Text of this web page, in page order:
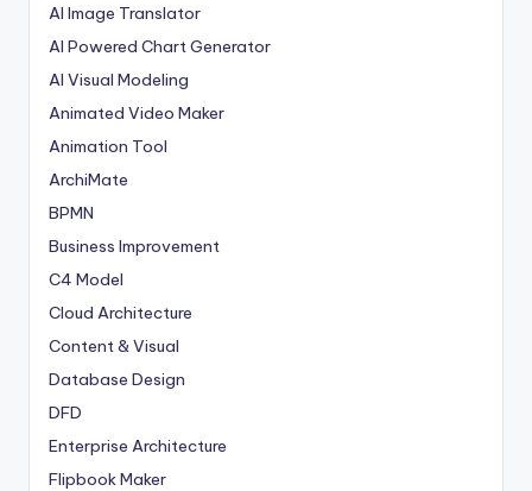
AI Image Translator
AI Powered Chart Generator
AI Visual Modeling
Animated Video Maker
Animation Tool
ArchiMate
BPMN
Business Improvement
C4 Model
Cloud Architecture
Content & Visual
Database Design
DFD
Enterprise Architecture
Flipbook Maker